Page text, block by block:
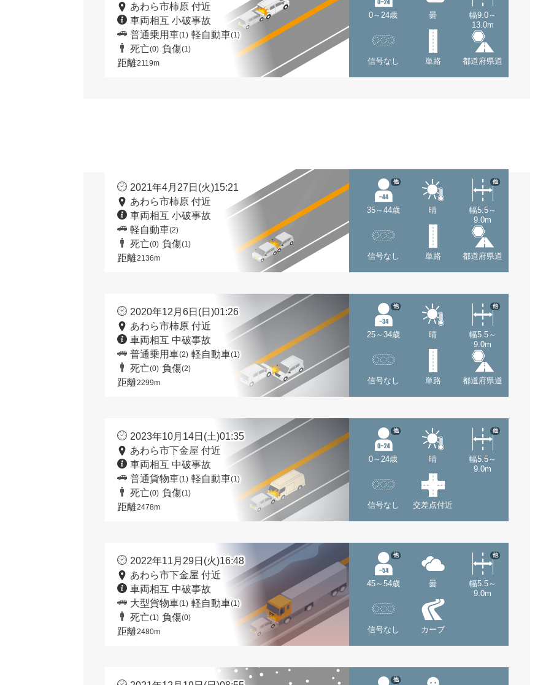
あわら市柿原 付近
車両相互 小破事故
普通乗用車(1) 軽自動車(1)
死亡(0) 負傷(1)
距離2119m
0～24歳 曇
幅9.0～
13.0m
信号なし 単路 都道府県道
2021年4月27日(火)15:21
あわら市柿原 付近
車両相互 小破事故
軽自動車(2)
死亡(0) 負傷(1)
距離2136m
35～44歳
他
晴
幅5.5～
9.0m
他
信号なし 単路 都道府県道
2020年12月6日(日)01:26
あわら市柿原 付近
車両相互 中破事故
普通乗用車(2) 軽自動車(1)
死亡(0) 負傷(2)
距離2299m
25～34歳
他
晴
幅5.5～
9.0m
他
信号なし 単路 都道府県道
2023年10月14日(土)01:35
あわら市下金屋 付近
車両相互 中破事故
普通貨物車(1) 軽自動車(1)
死亡(0) 負傷(1)
距離2478m
0～24歳
他
晴
幅5.5～
9.0m
他
信号なし 交差点付近
2022年11月29日(火)16:48
あわら市下金屋 付近
車両相互 中破事故
大型貨物車(1) 軽自動車(1)
死亡(1) 負傷(0)
距離2480m
45～54歳
他
曇
幅5.5～
9.0m
他
信号なし カーブ
他